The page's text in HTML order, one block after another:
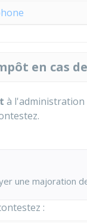
en cas
à l'administration
une majoration
: